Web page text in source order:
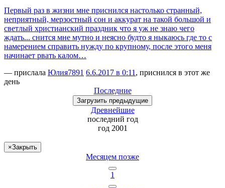
Первый раз в жизни мне приснился настолько странный,
неприятный, мерзостный сон и аккурат на такой большой и
светлый христианский праздник что я уж не знаю чего
ждать... снится мне мутно и неясно будто я ныкаюсь где то с
намерением справить нужду по крупному, после этого меня
начинает рвать калом…
— прислала Юлия7891 6.6.2017 в 0:11 , приснился в этот же
день
Последние
Загрузить предыдущие
Древнейшие
последний год
год 2001
×Закрыть
Месяцем позже
1